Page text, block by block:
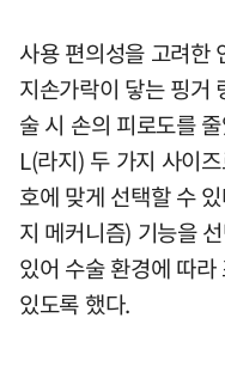
사용 편의성을 고려한
지손가락이 닿는 핑거
술 시 손의 피로도를
L(라지) 두 가지 사이
호에 맞게 선택할 수
지 메커니즘) 기능을
있어 수술 환경에 따
있도록 했다.